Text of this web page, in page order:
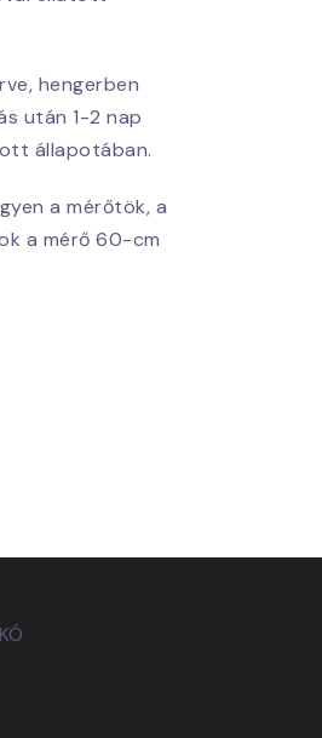
hengerben
után 1-2 nap
állapotában.
a mérőtök, a
a mérő 60-cm